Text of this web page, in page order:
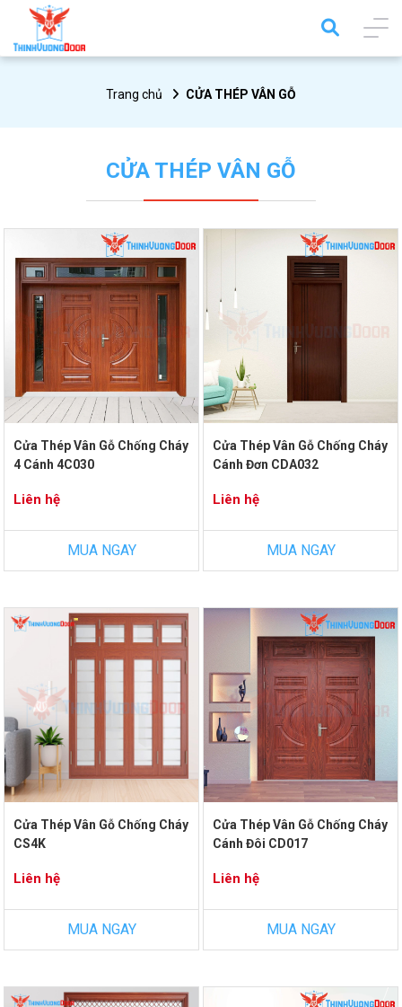
Trang chủ CỬA THÉP VÂN GỖ
CỬA THÉP VÂN GỖ
Cửa Thép Vân Gỗ Chống Cháy
4 Cánh 4C030
Liên hệ
MUA NGAY
Cửa Thép Vân Gỗ Chống Cháy
Cánh Đơn CDA032
Liên hệ
MUA NGAY
Cửa Thép Vân Gỗ Chống Cháy
CS4K
Liên hệ
MUA NGAY
Cửa Thép Vân Gỗ Chống Cháy
Cánh Đôi CD017
Liên hệ
MUA NGAY